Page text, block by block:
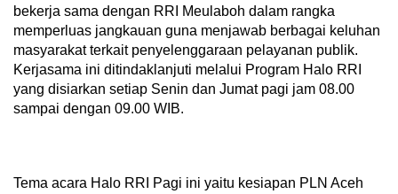
bekerja sama dengan RRI Meulaboh dalam rangka
memperluas jangkauan guna menjawab berbagai keluhan
masyarakat terkait penyelenggaraan pelayanan publik.
Kerjasama ini ditindaklanjuti melalui Program Halo RRI
yang disiarkan setiap Senin dan Jumat pagi jam 08.00
sampai dengan 09.00 WIB.
Tema acara Halo RRI Pagi ini yaitu kesiapan PLN Aceh